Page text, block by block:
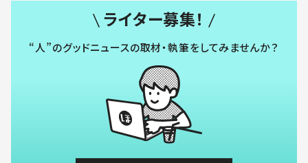
ライター募集！
“人”のグッドニュースの取材・執筆をしてみませんか？